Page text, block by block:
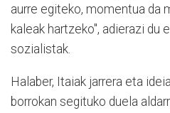
aurre egiteko, momentua da
kaleak hartzeko", adierazi du
sozialistak.
Halaber, Itaiak jarrera eta
borrokan segituko duela